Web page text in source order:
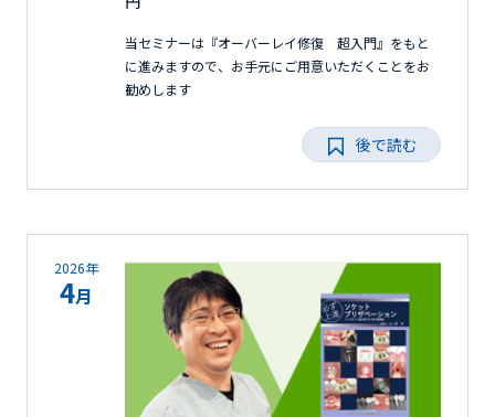
当セミナーは『オーバーレイ修復 超入門』をもと
に進みますので、お手元にご用意いただくことをお
勧めします
後で読む
2026年
4月